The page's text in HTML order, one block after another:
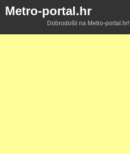
Metro-portal.hr
Dobrodošli na Metro-portal.hr!